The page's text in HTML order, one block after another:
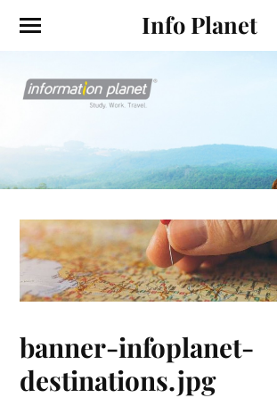
Info Planet
banner-infoplanet-
destinations.jpg